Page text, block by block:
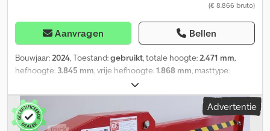
(€ 8.866 bruto)
Aanvragen Bellen
Bouwjaar:2024, Toestand:gebruikt, totale hoogte:2.471 mm,
hefhoogte: 3.845 mm, vrije hefhoogte:1.868 mm, masttype:
, Mastuitvoering: Duplex, hefvermogen 1800 kg bij 500 mm
lastzwaartepunt, mast: dubbele hulphydrauliek, bouwhoogte: 2471
mm, hefhoogte: 3845 mm, vrije hefhoogte: 1868 mm,
vorkenbordbreedte: 980 mm, mast voor serie: 391 EVO, nagenoeg
Advertentie